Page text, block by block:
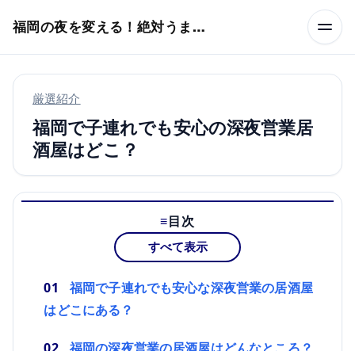
福岡の夜を変える！絶対うまい店
厳選紹介
福岡で子連れでも安心の深夜営業居
酒屋はどこ？
目次
すべて表示
福岡で子連れでも安心な深夜営業の居酒屋
はどこにある？